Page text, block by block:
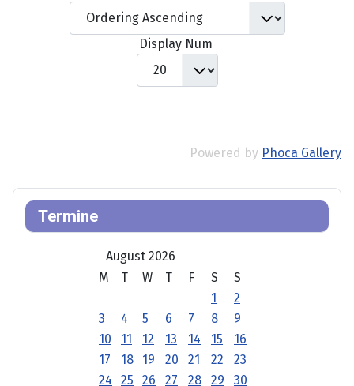
Display Num
Powered by Phoca Gallery
Termine
August 2026
M
T W T F S
S
1
2
3
4 5 6 7 8
9
10
11 12 13 14 15
16
17
18 19 20 21 22
23
24
25 26 27 28 29 30